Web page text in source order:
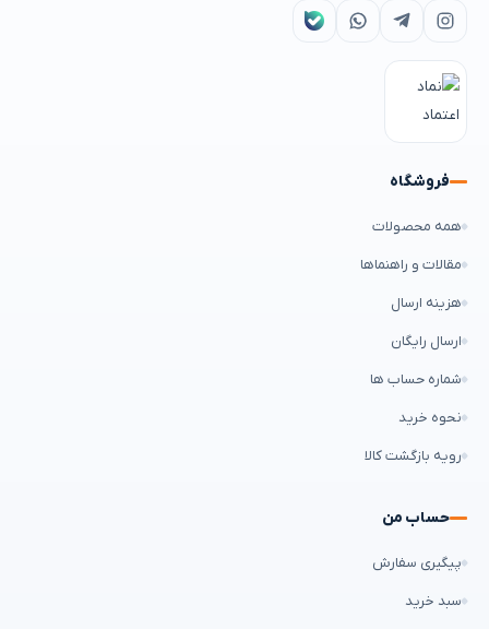
فروشگاه
همه محصولات
مقالات و راهنماها
هزینه ارسال
ارسال رایگان
شماره حساب ها
نحوه خرید
رویه بازگشت کالا
حساب من
پیگیری سفارش
سبد خرید